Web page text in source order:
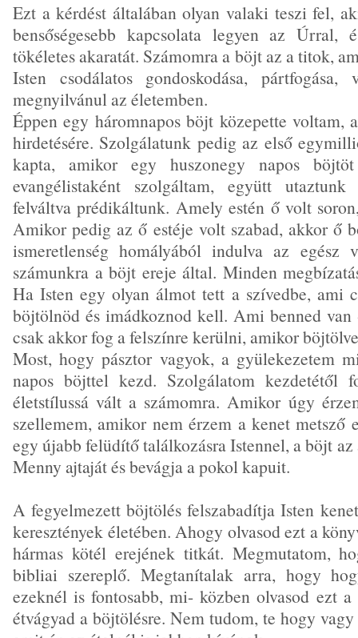
Ezt a kérdést általában olyan valaki teszi fel,
bensőségesebb kapcsolata legyen az Úrral,
tökéletes akaratát. Számomra a böjt az a titok,
Isten csodálatos gondoskodása,
megnyilvánul az életemben.
Éppen egy háromnapos böjt közepette voltam,
hirdetésére. Szolgálatunk pedig az első
kapta, amikor egy huszonegy napos
evangélistaként szolgáltam, együtt
felváltva prédikáltunk. Amely estén ő volt
Amikor pedig az ő estéje volt szabad, akkor ő
ismeretlenség homályából indulva az
számunkra a böjt ereje által. Minden
Ha Isten egy olyan álmot tett a szívedbe, ami
böjtölnöd és imádkoznod kell. Ami benned
csak akkor fog a felszínre kerülni, amikor
Most, hogy pásztor vagyok, a gyülekezetem
napos böjttel kezd. Szolgálatom
életstílussá vált a számomra. Amikor úgy
szellemem, amikor nem érzem a kenet metsző
egy újabb felüdítő találkozásra Istennel, a böjt
Menny ajtaját és bevágja a pokol kapuit.
A fegyelmezett böjtölés felszabadítja Isten
keresztények életében. Ahogy olvasod ezt a
hármas kötél erejének titkát. Megmutatom,
bibliai szereplő. Megtanítalak arra, hogy
ezeknél is fontosabb, mi- közben olvasod ezt
étvágyad a böjtölésre. Nem tudom, te hogy